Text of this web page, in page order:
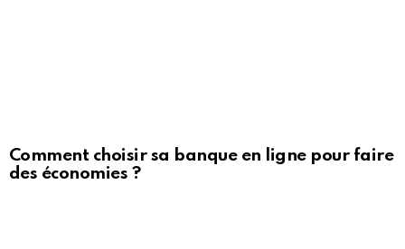
Comment choisir sa banque en ligne pour faire
des économies ?